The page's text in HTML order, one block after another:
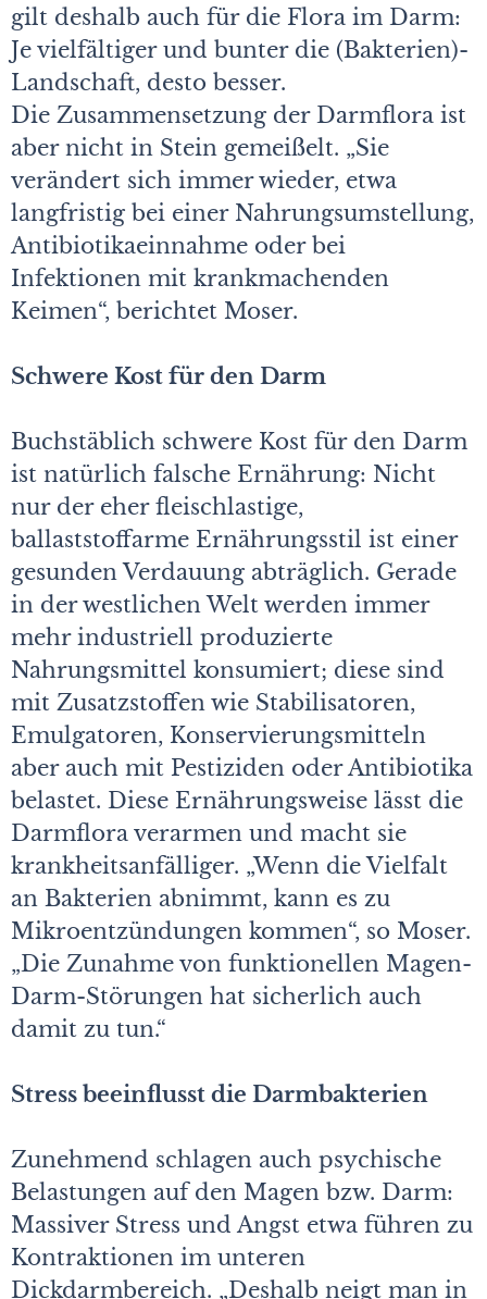
gilt deshalb auch für die Flora im Darm:
Je vielfältiger und bunter die (Bakterien)-
Landschaft, desto besser.
Die Zusammensetzung der Darmflora ist
aber nicht in Stein gemeißelt. „Sie
verändert sich immer wieder, etwa
langfristig bei einer Nahrungsumstellung,
Antibiotikaeinnahme oder bei
Infektionen mit krankmachenden
Keimen“, berichtet Moser.
Schwere Kost für den Darm
Buchstäblich schwere Kost für den Darm
ist natürlich falsche Ernährung: Nicht
nur der eher fleischlastige,
ballaststoffarme Ernährungsstil ist einer
gesunden Verdauung abträglich. Gerade
in der westlichen Welt werden immer
mehr industriell produzierte
Nahrungsmittel konsumiert; diese sind
mit Zusatzstoffen wie Stabilisatoren,
Emulgatoren, Konservierungsmitteln
aber auch mit Pestiziden oder Antibiotika
belastet. Diese Ernährungsweise lässt die
Darmflora verarmen und macht sie
krankheitsanfälliger. „Wenn die Vielfalt
an Bakterien abnimmt, kann es zu
Mikroentzündungen kommen“, so Moser.
„Die Zunahme von funktionellen Magen-
Darm-Störungen hat sicherlich auch
damit zu tun.“
Stress beeinflusst die Darmbakterien
Zunehmend schlagen auch psychische
Belastungen auf den Magen bzw. Darm:
Massiver Stress und Angst etwa führen zu
Kontraktionen im unteren
Dickdarmbereich. „Deshalb neigt man in